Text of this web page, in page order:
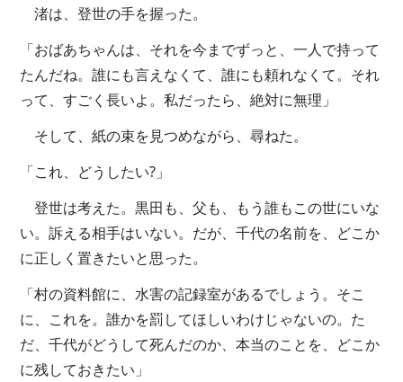
渚は、登世の手を握った。
「おばあちゃんは、それを今までずっと、一人で持って
たんだね。誰にも言えなくて、誰にも頼れなくて。それ
って、すごく長いよ。私だったら、絶対に無理」
そして、紙の束を見つめながら、尋ねた。
「これ、どうしたい?」
登世は考えた。黒田も、父も、もう誰もこの世にいな
い。訴える相手はいない。だが、千代の名前を、どこか
に正しく置きたいと思った。
「村の資料館に、水害の記録室があるでしょう。そこ
に、これを。誰かを罰してほしいわけじゃないの。た
だ、千代がどうして死んだのか、本当のことを、どこか
に残しておきたい」